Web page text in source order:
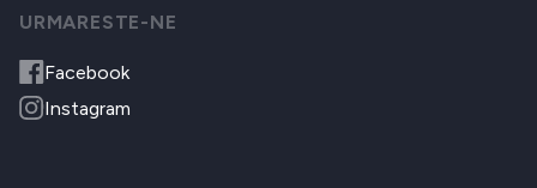
URMARESTE-NE
Facebook
Instagram